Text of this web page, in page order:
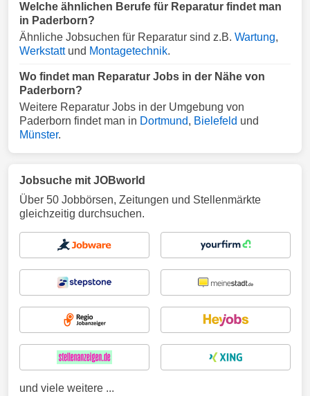
Welche ähnlichen Berufe für Reparatur findet man
in Paderborn?
Ähnliche Jobsuchen für Reparatur sind z.B. Wartung,
Werkstattund Montagetechnik.
Wo findet man Reparatur Jobs in der Nähe von
Paderborn?
Weitere Reparatur Jobs in der Umgebung von
Paderborn findet man in Dortmund, Bielefeld und
Münster.
Jobsuche mit JOBworld
Über 50 Jobbörsen, Zeitungen und Stellenmärkte
gleichzeitig durchsuchen.
und viele weitere ...